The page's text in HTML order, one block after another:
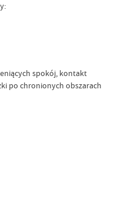
spokój, kontakt
po chronionych obszarach